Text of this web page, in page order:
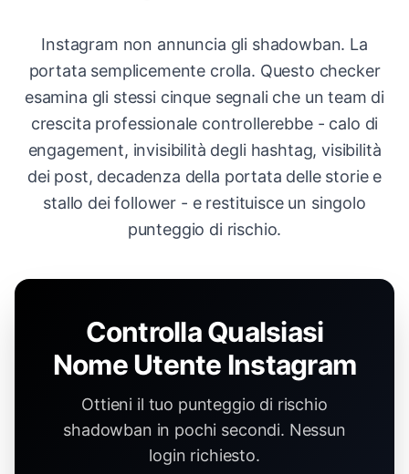
Instagram non annuncia gli shadowban. La
portata semplicemente crolla. Questo checker
esamina gli stessi cinque segnali che un team di
crescita professionale controllerebbe - calo di
engagement, invisibilità degli hashtag, visibilità
dei post, decadenza della portata delle storie e
stallo dei follower - e restituisce un singolo
punteggio di rischio.
Controlla Qualsiasi
Nome Utente Instagram
Ottieni il tuo punteggio di rischio
shadowban in pochi secondi. Nessun
login richiesto.